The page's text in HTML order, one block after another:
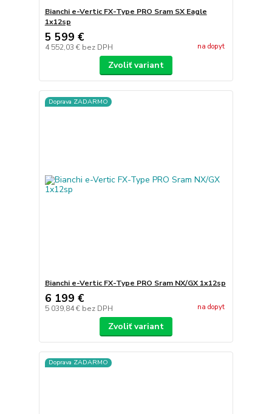
Bianchi e-Vertic FX-Type PRO Sram SX Eagle
1x12sp
5 599 €
4 552,03 € bez DPH na dopyt
Zvoliť variant
Doprava ZADARMO
Bianchi e-Vertic FX-Type PRO Sram NX/GX 1x12sp
6 199 €
5 039,84 € bez DPH na dopyt
Zvoliť variant
Doprava ZADARMO